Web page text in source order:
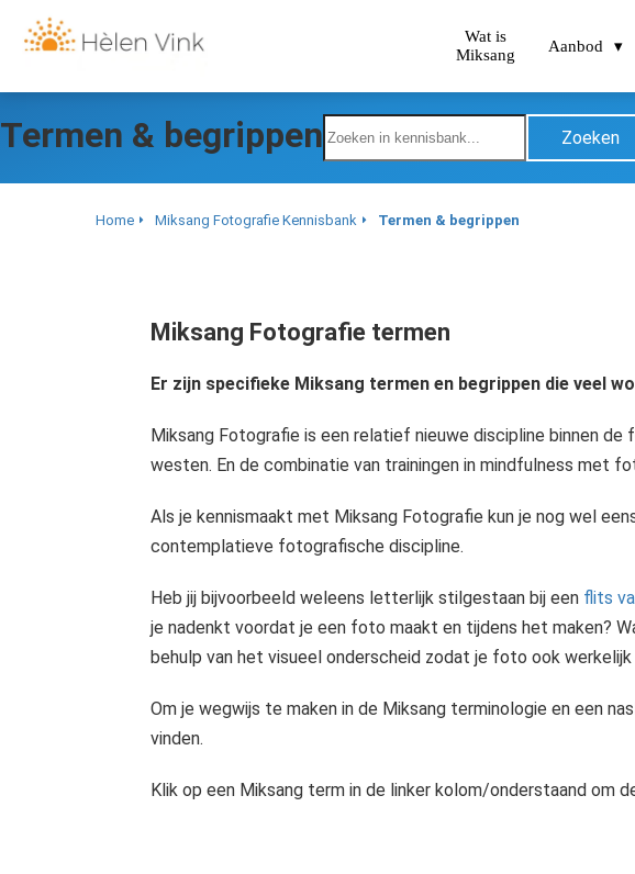
Wat is
Miksang
Aanbod
Termen & begrippen Zoeken
Home Miksang Fotografie Kennisbank Termen & begrippen
Miksang Fotografie termen
Er zijn specifieke Miksang termen en begrippen die veel
Miksang Fotografie is een relatief nieuwe discipline binnen
westen. En de combinatie van trainingen in mindfulness met
Als je kennismaakt met Miksang Fotografie kun je nog wel
contemplatieve fotografische discipline.
Heb jij bijvoorbeeld weleens letterlijk stilgestaan bij een flits
je nadenkt voordat je een foto maakt en tijdens het maken?
behulp van het visueel onderscheid zodat je foto ook
Om je wegwijs te maken in de Miksang terminologie en een
vinden.
Klik op een Miksang term in de linker kolom/onderstaand om
te
gedrag van een
op de